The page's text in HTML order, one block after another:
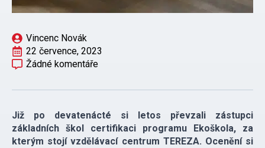
Vincenc Novák
22 července, 2023
Žádné komentáře
Již po devatenácté si letos převzali zástupci
základních škol certifikaci programu Ekoškola, za
kterým stojí vzdělávací centrum TEREZA. Ocenění si